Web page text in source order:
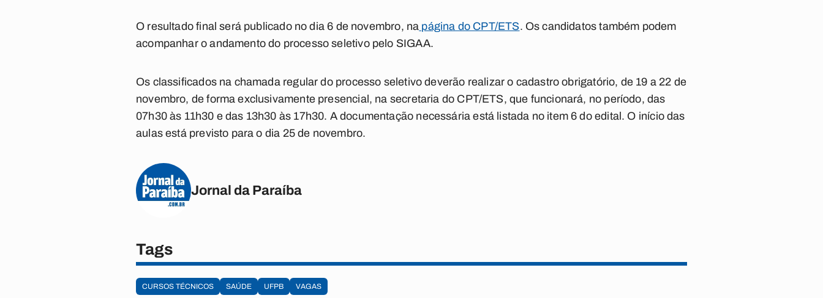
O resultado final será publicado no dia 6 de novembro, na página do CPT/ETS. Os candidatos também podem
acompanhar o andamento do processo seletivo pelo SIGAA.
Os classificados na chamada regular do processo seletivo deverão realizar o cadastro obrigatório, de 19 a 22 de
novembro, de forma exclusivamente presencial, na secretaria do CPT/ETS, que funcionará, no período, das
07h30 às 11h30 e das 13h30 às 17h30. A documentação necessária está listada no item 6 do edital. O início das
aulas está previsto para o dia 25 de novembro.
Jornal da Paraíba
Tags
CURSOS TÉCNICOS SAÚDE UFPB VAGAS